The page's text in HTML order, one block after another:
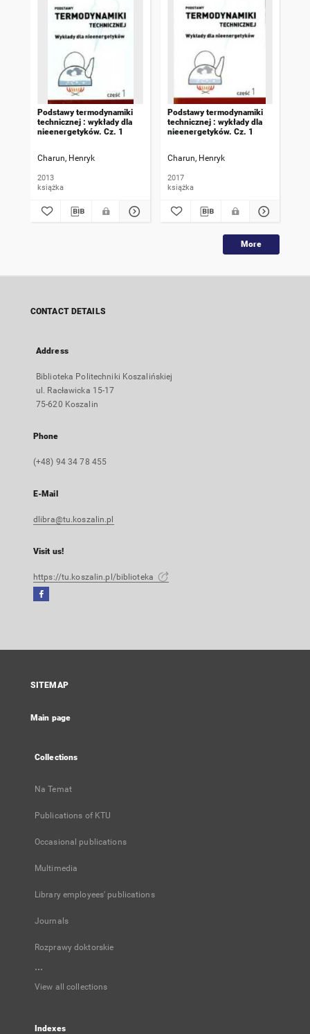
Podstawy termodynamiki
technicznej : wykłady dla
nieenergetyków. Cz. 1
Charun, Henryk
2013
książka
Podstawy termodynamiki
technicznej : wykłady dla
nieenergetyków. Cz. 1
Charun, Henryk
2017
książka
More
CONTACT DETAILS
Address
Biblioteka Politechniki Koszalińskiej
ul. Racławicka 15-17
75-620 Koszalin
Phone
(+48) 94 34 78 455
E-Mail
dlibra@tu.koszalin.pl
Visit us!
https://tu.koszalin.pl/biblioteka
Facebook
open
new
SITEMAP
Main page
Collections
Na Temat
Publications of KTU
Occasional publications
Multimedia
Library employees' publications
Journals
Rozprawy doktorskie
...
View all collections
Indexes